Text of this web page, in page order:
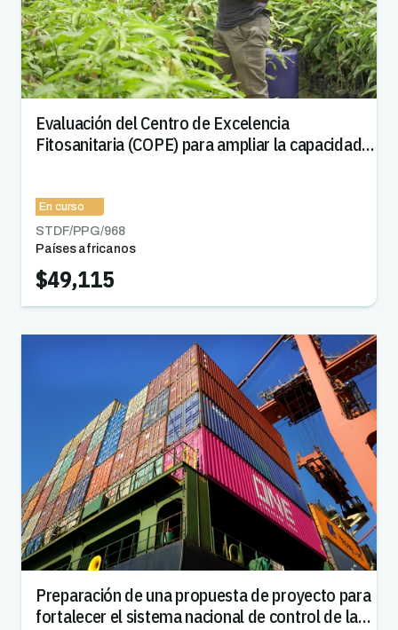
Evaluación del Centro de Excelencia
Fitosanitaria (COPE) para ampliar la capacidad
En curso
STDF/PPG/968
Países africanos
$49,115
Preparación de una propuesta de proyecto para
fortalecer el sistema nacional de control de la